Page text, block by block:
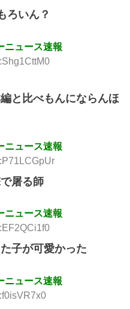
ろいん？
ニュース速報
と比べもんにならんほ
ニュース速報
屠る師
ニュース速報
子が可愛かった
ニュース速報